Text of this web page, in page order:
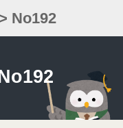
> No192